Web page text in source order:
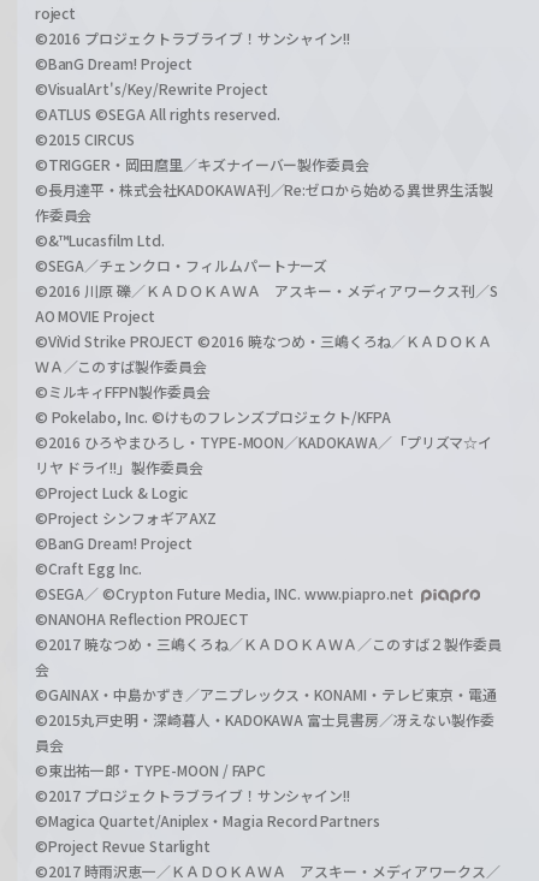
roject
©2016 プロジェクトラブライブ！サンシャイン!!
©BanG Dream! Project
©VisualArt's/Key/Rewrite Project
©ATLUS ©SEGA All rights reserved.
©2015 CIRCUS
©TRIGGER・岡田麿里／キズナイーバー製作委員会
©長月達平・株式会社KADOKAWA刊／Re:ゼロから始める異世界生活製
作委員会
©&™Lucasfilm Ltd.
©SEGA／チェンクロ・フィルムパートナーズ
©2016 川原 礫／ＫＡＤＯＫＡＷＡ アスキー・メディアワークス刊／S
AO MOVIE Project
©ViVid Strike PROJECT ©2016 暁なつめ・三嶋くろね／ＫＡＤＯＫＡ
ＷＡ／このすば製作委員会
©ミルキィFFPN製作委員会
© Pokelabo, Inc. ©けものフレンズプロジェクト/KFPA
©2016 ひろやまひろし・TYPE-MOON／KADOKAWA／「プリズマ☆イ
リヤ ドライ!!」製作委員会
©Project Luck & Logic
©Project シンフォギアAXZ
©BanG Dream! Project
©Craft Egg Inc.
©SEGA／ ©Crypton Future Media, INC. www.piapro.net
©NANOHA Reflection PROJECT
©2017 暁なつめ・三嶋くろね／ＫＡＤＯＫＡＷＡ／このすば２製作委員
会
©GAINAX・中島かずき／アニプレックス・KONAMI・テレビ東京・電通
©2015丸戸史明・深崎暮人・KADOKAWA 富士見書房／冴えない製作委
員会
©東出祐一郎・TYPE-MOON / FAPC
©2017 プロジェクトラブライブ！サンシャイン!!
©Magica Quartet/Aniplex・Magia Record Partners
©Project Revue Starlight
©2017 時雨沢恵一／ＫＡＤＯＫＡＷＡ アスキー・メディアワークス／